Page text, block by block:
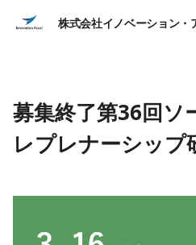
株式会社イノベーション・
募集終了第36回ソ
レプレナーシッ